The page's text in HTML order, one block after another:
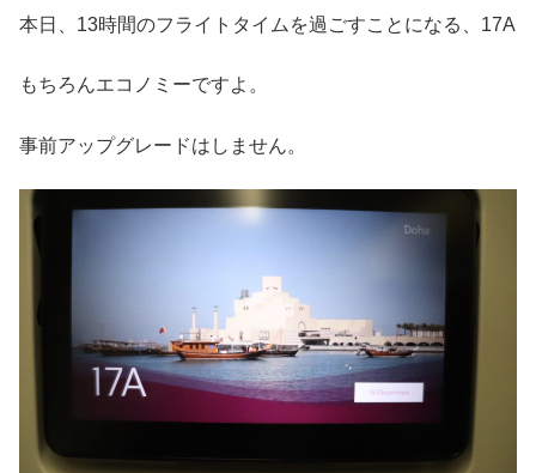
本日、13時間のフライトタイムを過ごすことになる、17A
もちろんエコノミーですよ。
事前アップグレードはしません。